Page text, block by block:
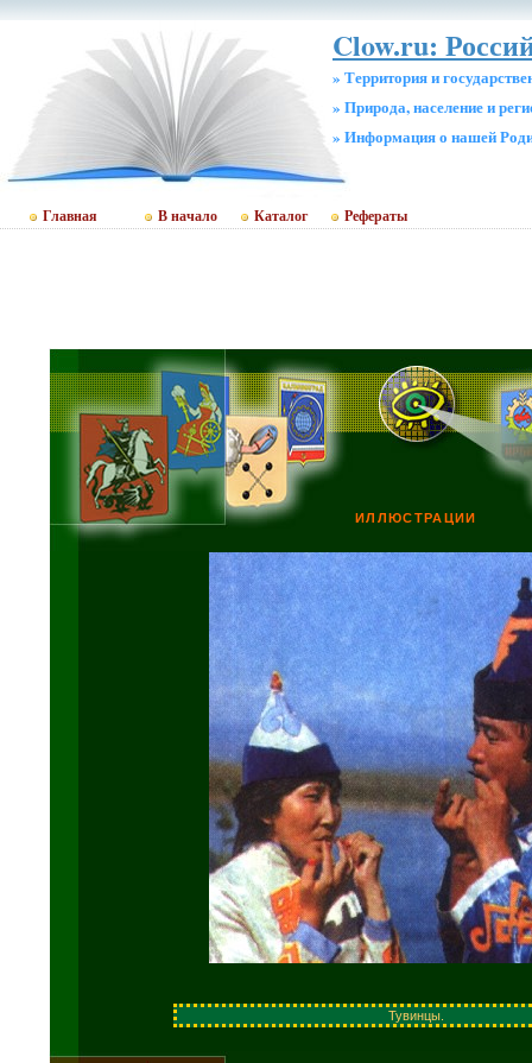
Clow.ru:
» Территория и
» Природа, население и
» Информация о нашей
Главная В начало Каталог Рефераты
ИЛЛЮСТРАЦИИ
Тувинцы.